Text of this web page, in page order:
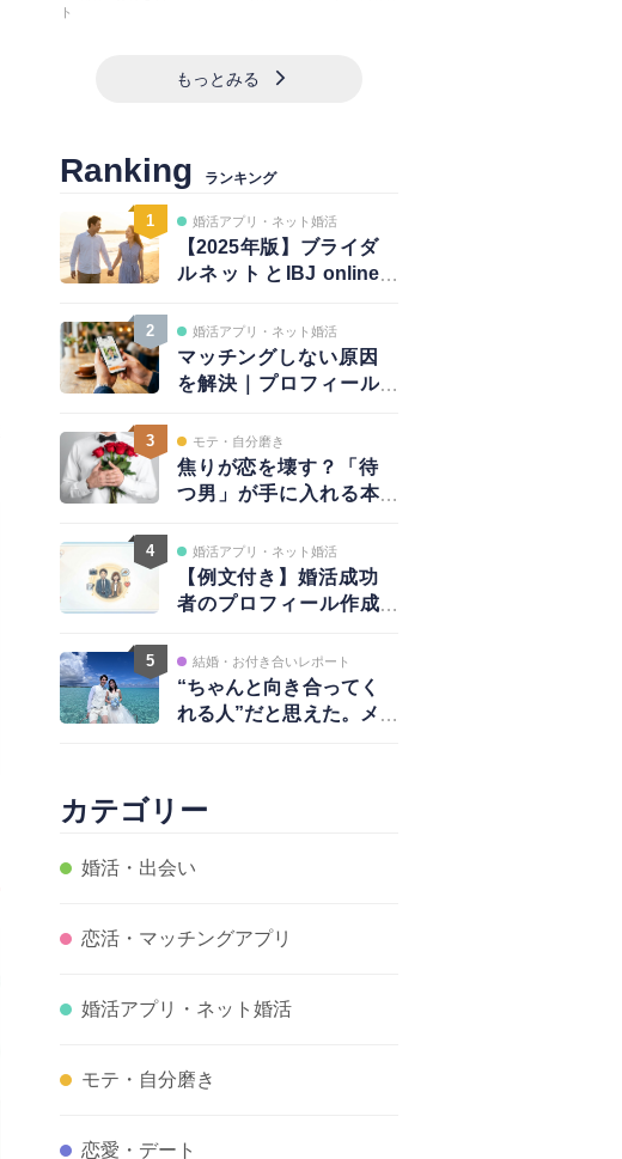
ト
もっとみる
Ranking ランキング
1 婚活アプリ・ネット婚活
【2025年版】ブライダ
ルネットとIBJ online
い方と注意点
2 婚活アプリ・ネット婚活
マッチングしない原因
を解決｜プロフィール
編～
3 モテ・自分磨き
焦りが恋を壊す？「待
つ男」が手に入れる本
自信
4 婚活アプリ・ネット婚活
【例文付き】婚活成功
者のプロフィール作成
アプローチ戦略まで完
全ガイド
5 結婚・お付き合いレポート
“ちゃんと向き合ってく
れる人”だと思えた。メ
カテゴリー
婚活・出会い
恋活・マッチングアプリ
婚活アプリ・ネット婚活
モテ・自分磨き
恋愛・デート